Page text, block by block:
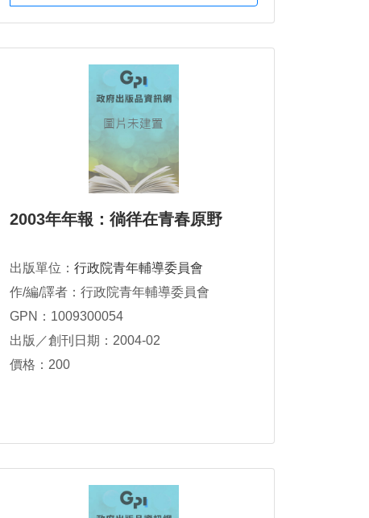
2003年年報：徜徉在青春原野
出版單位： 行政院青年輔導委員會
作/編/譯者：行政院青年輔導委員會
GPN：1009300054
出版／創刊日期：2004-02
價格：200